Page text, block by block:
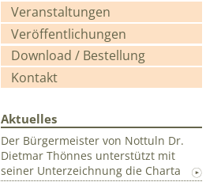
überspringen
Veranstaltungen
Veröffentlichungen
Download / Bestellung
Kontakt
Aktuelles
Der Bürgermeister von Nottuln Dr.
Dietmar Thönnes unterstützt mit
seiner Unterzeichnung die Charta